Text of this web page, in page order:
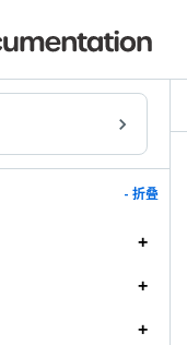
- 折叠